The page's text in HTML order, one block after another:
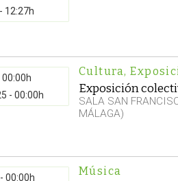
12:27h
- 00:00h
Cultura,
Exposición
SALA SAN
MÁLAGA)
00:00h Música